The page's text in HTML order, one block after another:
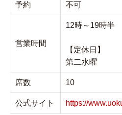
予約 不可
営業時間
12時～19時半
【定休日】
第二水曜
席数 10
公式サイト https://